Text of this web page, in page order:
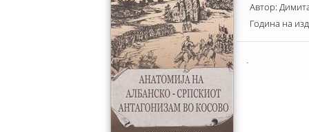
Автор:
Година на
.